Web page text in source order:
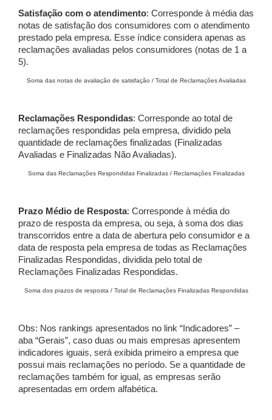
Satisfação com o atendimento: Corresponde à média das
notas de satisfação dos consumidores com o atendimento
prestado pela empresa. Esse índice considera apenas as
reclamações avaliadas pelos consumidores (notas de 1 a
5).
Soma das notas de avaliação de satisfação / Total de Reclamações Avaliadas
Reclamações Respondidas: Corresponde ao total de
reclamações respondidas pela empresa, dividido pela
quantidade de reclamações finalizadas (Finalizadas
Avaliadas e Finalizadas Não Avaliadas).
Soma das Reclamações Respondidas Finalizadas / Reclamações Finalizadas
Prazo Médio de Resposta: Corresponde à média do
prazo de resposta da empresa, ou seja, à soma dos dias
transcorridos entre a data de abertura pelo consumidor e a
data de resposta pela empresa de todas as Reclamações
Finalizadas Respondidas, dividida pelo total de
Reclamações Finalizadas Respondidas.
Soma dos prazos de resposta / Total de Reclamações Finalizadas Respondidas
Obs: Nos rankings apresentados no link “Indicadores” –
aba “Gerais”, caso duas ou mais empresas apresentem
indicadores iguais, será exibida primeiro a empresa que
possui mais reclamações no período. Se a quantidade de
reclamações também for igual, as empresas serão
apresentadas em ordem alfabética.